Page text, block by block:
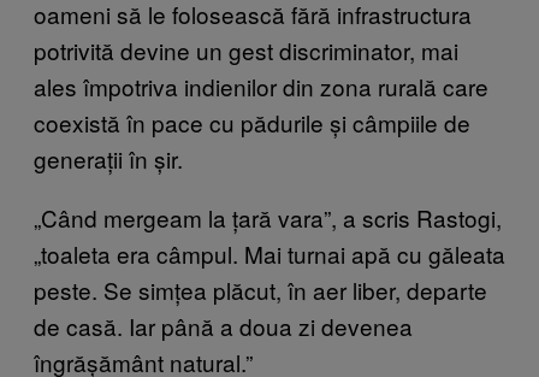
oameni să le folosească fără infrastructura
potrivită devine un gest discriminator, mai
ales împotriva indienilor din zona rurală care
coexistă în pace cu pădurile și câmpiile de
generații în șir.
„Când mergeam la țară vara”, a scris Rastogi,
„toaleta era câmpul. Mai turnai apă cu găleata
peste. Se simțea plăcut, în aer liber, departe
de casă. Iar până a doua zi devenea
îngrășământ natural.”